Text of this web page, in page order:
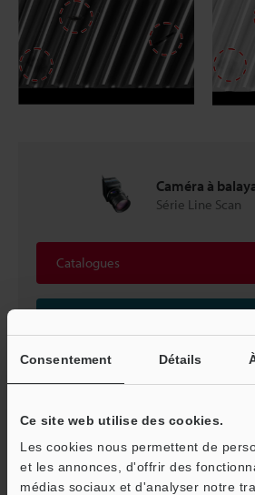
Consentement Détails
Ce site web utilise des cookies.
Les cookies nous permettent de
et les annonces, d'offrir des
médias sociaux et d'analyser notre
Caméra à
Série Line Scan
Catalogues
application »